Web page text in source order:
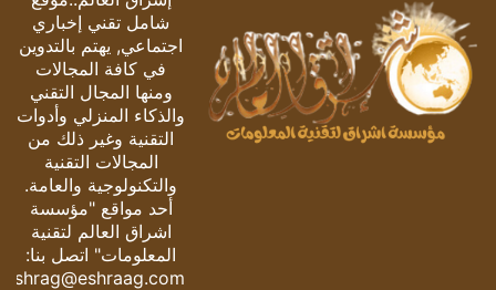
شامل تقني إخباري
اجتماعي, يهتم بالتدوين
في كافة المجالات
ومنها المجال التقني
والذكاء المنزلي وأدوات
التقنية وغير ذلك من
المجالات التقنية
والتكنولوجية والعامة.
أحد مواقع "مؤسسة
اشراق العالم لتقنية
المعلومات" اتصل بنا:
eshrag@eshraag.com